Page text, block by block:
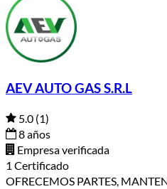
AEV AUTO GAS S.R.L
5.0 (1)
8 años
Empresa verificada
1 Certificado
OFRECEMOS PARTES,